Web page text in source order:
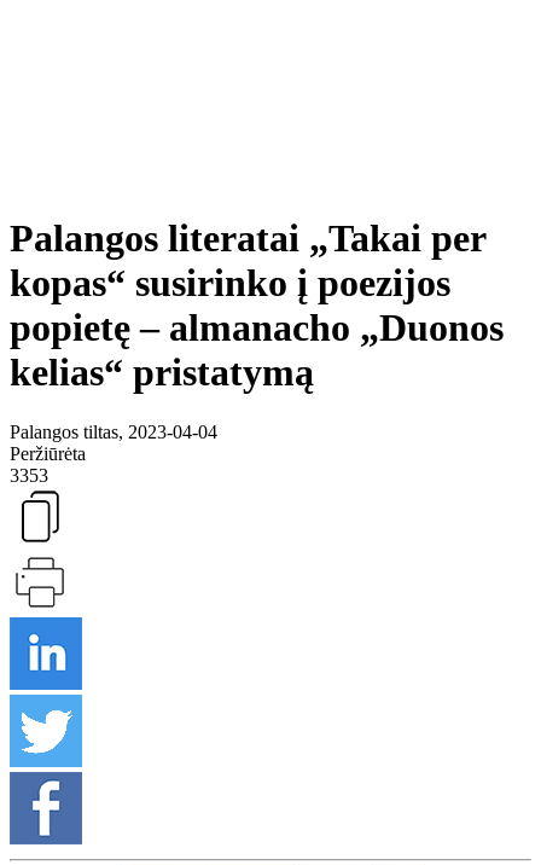
Palangos literatai „Takai per
kopas“ susirinko į poezijos
popietę – almanacho „Duonos
kelias“ pristatymą
Palangos tiltas, 2023-04-04
Peržiūrėta
3353